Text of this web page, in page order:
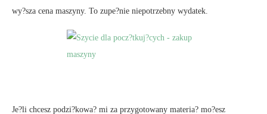
wy?sza cena maszyny. To zupe?nie niepotrzebny wydatek.
Je?li chcesz podzi?kowa? mi za przygotowany materia? mo?esz